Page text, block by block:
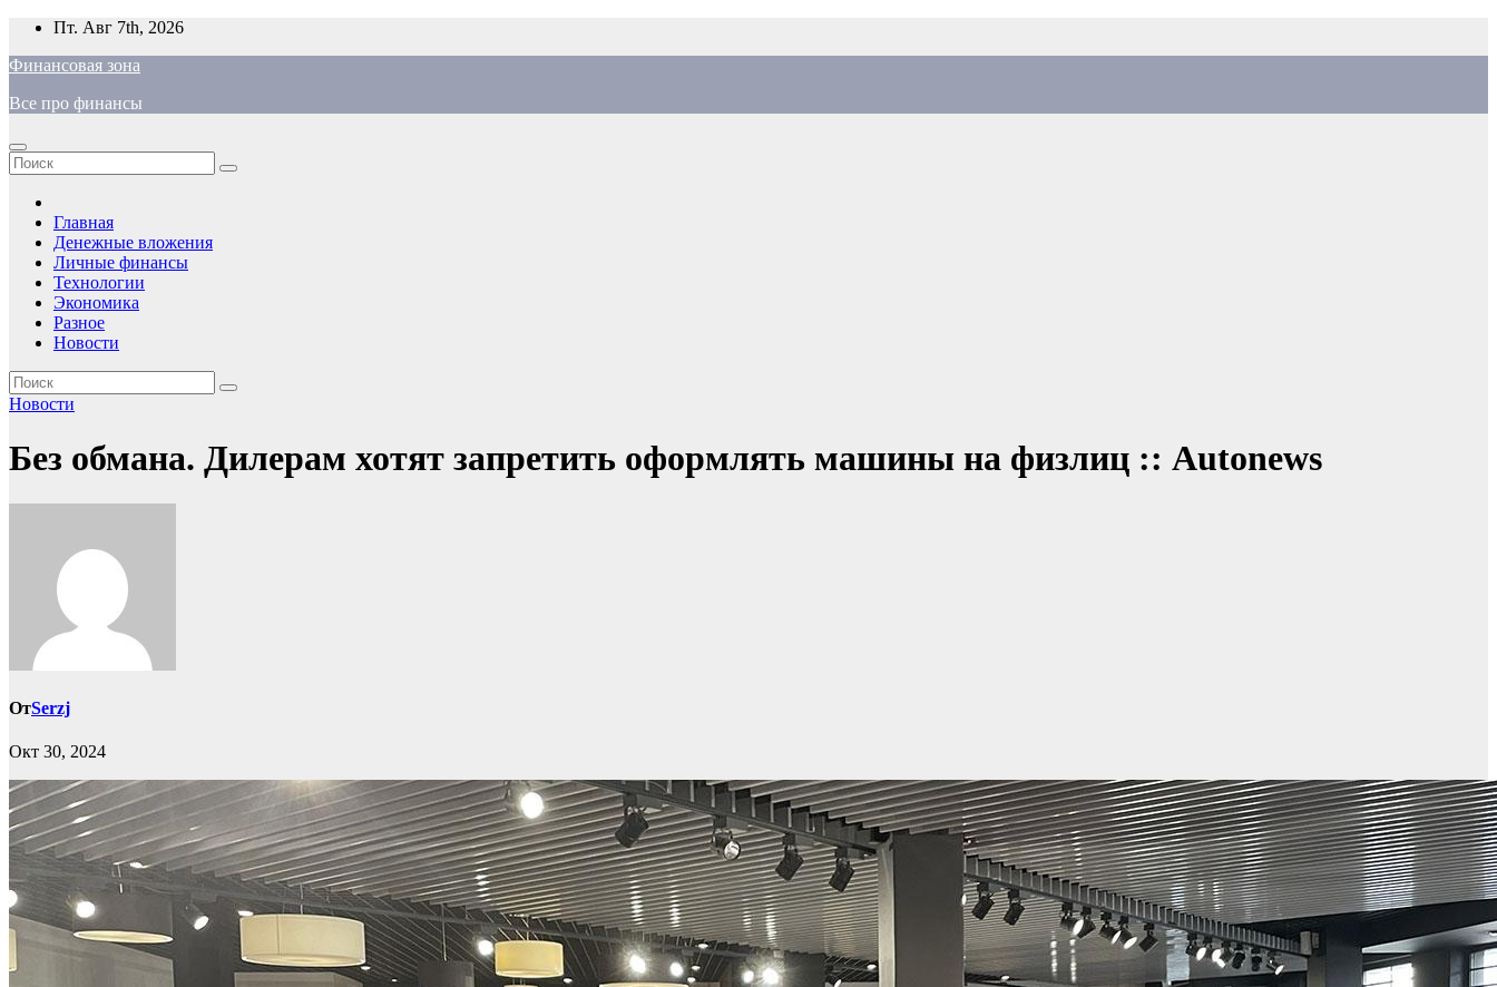
Перейти
содержимому
Пт. Авг 7th, 2026
Финансовая зона
Все про финансы
Главная
Денежные вложения
Личные финансы
Технологии
Экономика
Разное
Новости
Новости
Без обмана. Дилерам хотят запретить оформлять машины на физлиц :: Autonews
ОтSerzj
Окт 30, 2024